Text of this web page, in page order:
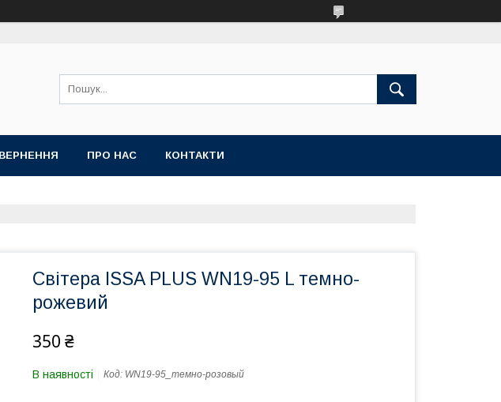
ПРО НАС КОНТАКТИ
Світера ISSA PLUS WN19-95 L темно-
рожевий
350 ₴
В наявності Код: WN19-95_темно-розовый